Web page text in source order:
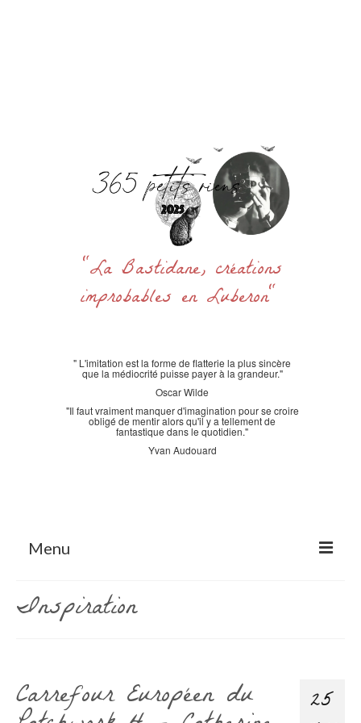
"La Bastidane, créations
improbables en Luberon"
" L'imitation est la forme de flatterie la plus sincère
que la médiocrité puisse payer à la grandeur."
Oscar Wilde
"Il faut vraiment manquer d'imagination pour se croire
obligé de mentir alors qu'il y a tellement de
fantastique dans le quotidien."
Yvan Audouard
Menu
La Bastidane
Archives
Inspiration
25
Carrefour Européen du